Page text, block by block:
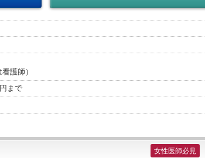
護師）
まで
女性医師必見